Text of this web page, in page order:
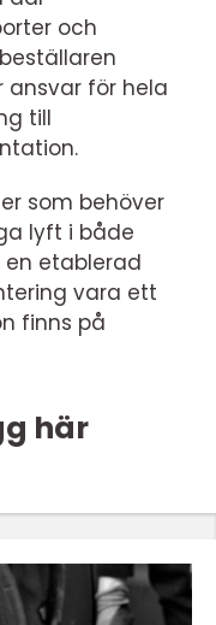
och
ansvar för hela
till
som behöver
lyft i både
en etablerad
vara ett
finns på
här